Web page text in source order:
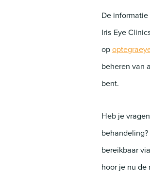
De
Iris Eye
op
beheren van
bent.
Heb je
bereikbaar
hoor je nu de